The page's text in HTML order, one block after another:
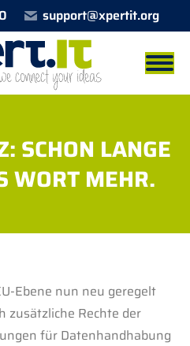
support@xpertit.org
SCHON LANGE
WORT MEHR.
Ebene nun neu geregelt
zusätzliche Rechte der
für Datenhandhabung